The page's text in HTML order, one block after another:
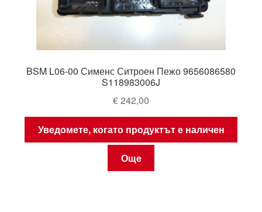
BSM L06-00 Сименс Ситроен Пежо 9656086580
S118983006J
€242,00
Уведомете, когато продуктът е наличен
Още